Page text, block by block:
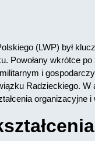
(LWP) był
Powołany wkrótce
i
Radzieckiego.
organizacyjne i